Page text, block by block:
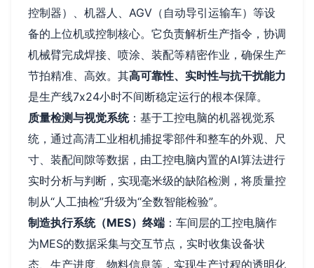
控制器）、机器人、AGV（自动导引运输车）等设
备的上位机或控制核心。它负责解析生产指令，协调
机械臂完成焊接、喷涂、装配等精密作业，确保生产
节拍精准、高效。其高可靠性、实时性与抗干扰能力
是生产线7x24小时不间断稳定运行的根本保障。
质量检测与视觉系统：基于工控电脑的机器视觉系
统，通过高清工业相机捕捉零部件和整车的外观、尺
寸、装配间隙等数据，由工控电脑内置的AI算法进行
实时分析与判断，实现毫米级的缺陷检测，将质量控
制从“人工抽检”升级为“全数智能检验”。
制造执行系统（MES）终端 ：车间层的工控电脑作
为MES的数据采集与交互节点，实时收集设备状
态、生产进度、物料信息等，实现生产过程的透明化